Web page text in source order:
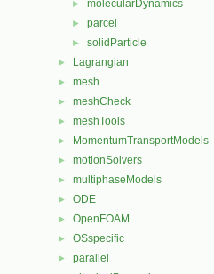
► molecularDynamics
► parcel
► solidParticle
► Lagrangian
► mesh
► meshCheck
► meshTools
► MomentumTransportModels
► motionSolvers
► multiphaseModels
► ODE
► OpenFOAM
► OSspecific
► parallel